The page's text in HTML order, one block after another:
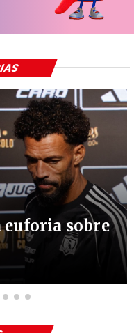
euforia sobre